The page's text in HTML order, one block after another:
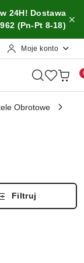
24H! Dostawa
(Pn-Pt 8-18)
Moje konto
Obrotowe
Filtruj